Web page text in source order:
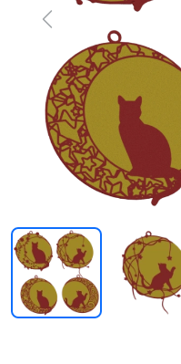
Previous